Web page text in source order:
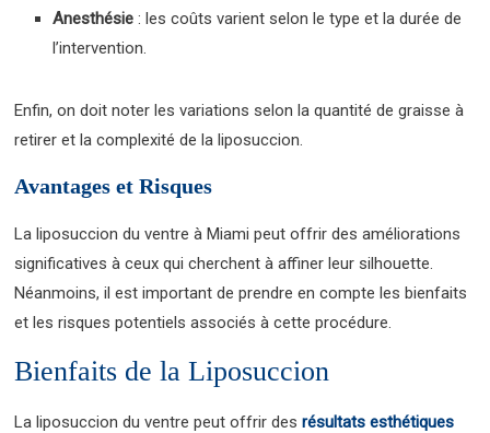
Anesthésie : les coûts varient selon le type et la durée de
l’intervention.
Enfin, on doit noter les variations selon la quantité de graisse à
retirer et la complexité de la liposuccion.
Avantages et Risques
La liposuccion du ventre à Miami peut offrir des améliorations
significatives à ceux qui cherchent à affiner leur silhouette.
Néanmoins, il est important de prendre en compte les bienfaits
et les risques potentiels associés à cette procédure.
Bienfaits de la Liposuccion
La liposuccion du ventre peut offrir desrésultats esthétiques